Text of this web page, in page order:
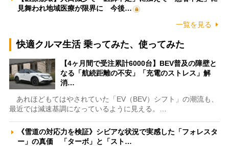
見舞われ地域医療が限界に 今後…
一覧を見る
快適クルマ生活 乗ってみた、使ってみた
【4ヶ月間で受注累計6000台】BEV普及の障壁と
なる「航続距離の不安」「充電のストレス」解
消…
あれほどもてはやされていた「EV（BEV）シフト」の潮流も、
最近では減速基調になっているように見える。…
《雪道の対応力を検証》シビアな状況で実感した「フォレスタ
ー」の真価 「ターボ」と「スト…